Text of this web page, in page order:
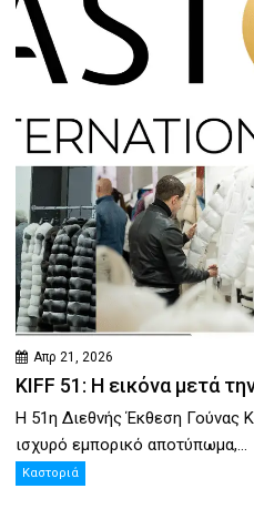
Απρ 21, 2026
KIFF 51: Η εικόνα μετά
Η 51η Διεθνής Έκθεση
ισχυρό εμπορικό αποτύπωμα,...
Καστοριά